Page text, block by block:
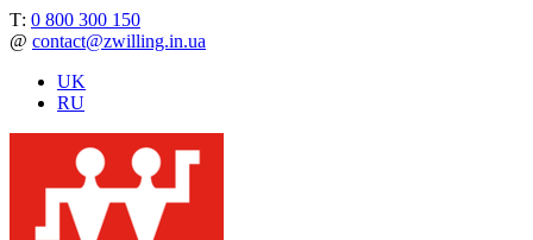
Т: 0 800 300 150
@ contact@zwilling.in.ua
UK
RU